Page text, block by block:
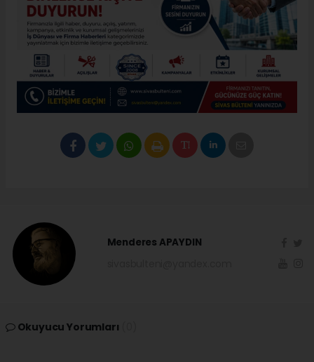
Menderes APAYDIN
Okuyucu Yorumları